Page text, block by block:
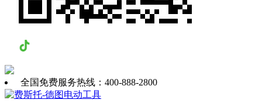
全国免费服务热线：400-888-2800